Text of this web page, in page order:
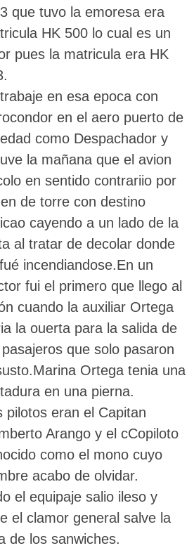
que tuvo la emoresa era
HK 500 lo cual es un
pues la matricula era HK
en esa epoca con
en el aero puerto de
como Despachador y
la mañana que el avion
en sentido contrariio por
de torre con destino
cayendo a un lado de la
al tratar de decolar donde
incendiandose.En un
fui el primero que llego al
cuando la auxiliar Ortega
la ouerta para la salida de
pasajeros que solo pasaron
Ortega tenia una
en una pierna.
pilotos eran el Capitan
Arango y el cCopiloto
como el mono cuyo
acabo de olvidar.
el equipaje salio ileso y
el clamor general salve la
de los sanwiches.